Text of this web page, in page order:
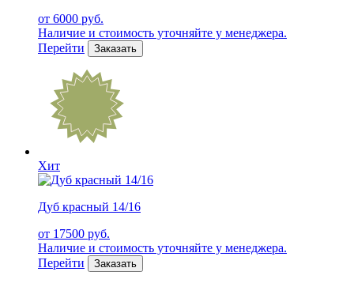
от 6000 руб.
Наличие и стоимость уточняйте у менеджера.
Перейти
Заказать
Хит
Дуб красный 14/16
от 17500 руб.
Наличие и стоимость уточняйте у менеджера.
Перейти
Заказать